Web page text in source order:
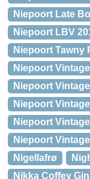
Niepoort Late
Niepoort LBV
Niepoort Tawny
Niepoort
Niepoort
Niepoort
Niepoort
Niepoort
Nigellafrø
Nikka Coffey Gin